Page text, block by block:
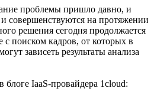
проблемы пришло давно, и
совершенствуются на протяжении
решения сегодня продолжается
с поиском кадров, от которых в
зависеть результаты анализа
IaaS-провайдера 1cloud: